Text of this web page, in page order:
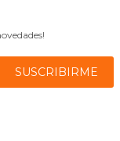
SUSCRIBIRME